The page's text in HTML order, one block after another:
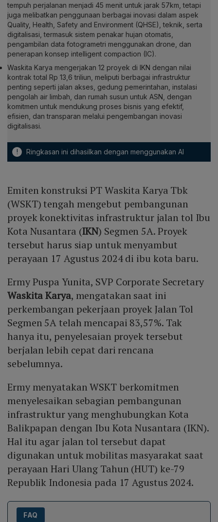
tempuh perjalanan menjadi 45 menit untuk jarak 57km, tetapi
juga melibatkan penggunaan berbagai inovasi dalam aspek
Quality, Health, Safety and Environment (QHSE), teknik, serta
digitalisasi, termasuk sistem penakar hujan otomatis,
pengambilan data fotogrametri menggunakan drone, dan
penerapan konsep intelligent compaction (IC).
Waskita Karya mengerjakan 12 proyek di IKN dengan nilai
kontrak total Rp 13,6 triliun, meliputi berbagai infrastruktur
penting seperti jalan akses, gedung pemerintahan, instalasi
pengolah air limbah, dan rumah susun untuk ASN, dengan
komitmen untuk mendukung proses bisnis yang efektif,
efisien, dan transparan melalui pengembangan inovasi
digitalisasi.
! Ringkasan ini dihasilkan dengan menggunakan AI
Emiten konstruksi PT Waskita Karya Tbk
(WSKT) tengah mengebut pembangunan
proyek konektivitas infrastruktur jalan tol Ibu
Kota Nusantara (IKN) Segmen 5A. Proyek
tersebut harus siap untuk menyambut
perayaan 17 Agustus 2024 di ibu kota baru.
Ermy Puspa Yunita, SVP Corporate Secretary
Waskita Karya, mengatakan saat ini
perkembangan pekerjaan proyek Jalan Tol
Segmen 5A telah mencapai 83,57%. Tak
hanya itu, penyelesaian proyek tersebut
berjalan lebih cepat dari rencana
sebelumnya.
Ermy menyatakan WSKT berkomitmen
menyelesaikan sebagian pembangunan
infrastruktur yang menghubungkan Kota
Balikpapan dengan Ibu Kota Nusantara (IKN).
Hal itu agar jalan tol tersebut dapat
digunakan untuk mobilitas masyarakat saat
perayaan Hari Ulang Tahun (HUT) ke-79
Republik Indonesia pada 17 Agustus 2024.
FAQ